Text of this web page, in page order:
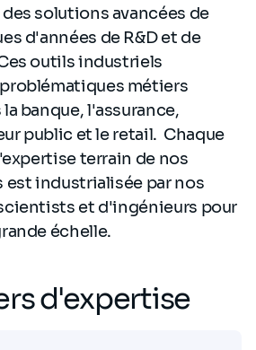
solutions avancées de
d'années de R&D et de
outils industriels
métiers
banque, l'assurance,
public et le retail. Chaque
terrain de nos
est industrialisée par nos
et d'ingénieurs pour
échelle.
d'expertise